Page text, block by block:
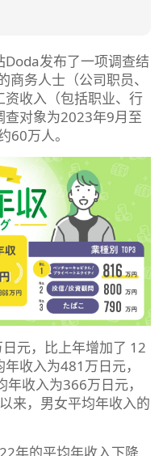
发布了一项调查结
务人士（公司职员、
收入（包括职业、行
查对象为2023年9月至
60万人。
元，比上年增加了 12
收入为481万日元，
收入为366万日元，
来，男女平均年收入的
年的平均年收入下降